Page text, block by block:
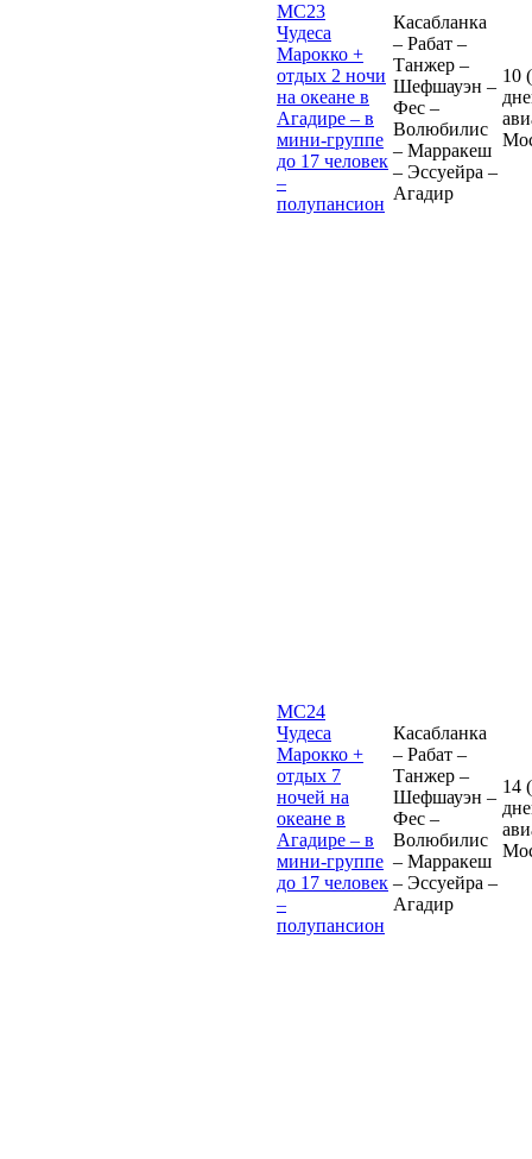
MC23
Чудеса
Марокко +
отдых 2 ночи
на океане в
Агадире – в
мини-группе
до 17 человек
–
полупансион
Касабланка
– Рабат –
Танжер –
Шефшауэн –
Фес –
Волюбилис
– Марракеш
– Эссуейра –
Агадир
10
MC24
Чудеса
Марокко +
отдых 7
ночей на
океане в
Агадире – в
мини-группе
до 17 человек
–
полупансион
Касабланка
– Рабат –
Танжер –
Шефшауэн –
Фес –
Волюбилис
– Марракеш
– Эссуейра –
Агадир
14